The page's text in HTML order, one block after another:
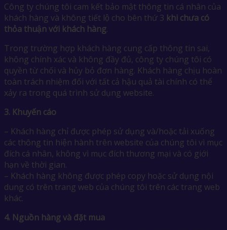
Công ty chúng tôi cam kết bảo mật thông tin cá nhân của
khách hàng và không tiết lộ cho bên thứ 3 khi chưa có
thỏa thuận với khách hàng.
Trong trường hợp khách hàng cung cấp thông tin sai,
không chính xác và không đầy đủ, công ty chúng tôi có
quyền từ chối và hủy bỏ đơn hàng. Khách hàng chịu hoàn
toàn trách nhiệm đối với tất cả hậu quả tài chính có thể
xảy ra trong quá trình sử dụng website.
3. Khuyến cáo
– Khách hàng chỉ được phép sử dụng và/hoặc tải xuống
các thông tin hiện hành trên website của chúng tôi vì mục
đích cá nhân, không vì mục đích thương mại và có giới
hạn về thời gian.
– Khách hàng không được phép copy hoặc sử dụng nội
dung có trên trang web của chúng tôi trên các trang web
khác.
4. Nguồn hàng và đặt mua